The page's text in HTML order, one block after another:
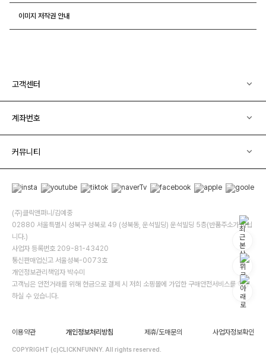
이미지 저작권 안내
고객센터
계좌번호
커뮤니티
(주)클릭앤퍼니/김예중
02880 서울특별시 성북구 성북로 49 (성북동, 운석빌딩) 운석빌딩 5층(반품주소가 아닙
니다.)
사업자 등록번호 209-81-43420
통신판매업신고 서울성북-0073호
개인정보관리책임자 박수미
고객님은 안전거래를 위해 현금으로 결제 시 저희 소핑몰에 가입한 구매안전서비스를 이용
하실 수 있습니다.
이용약관 개인정보처리방침 제휴/도매문의 사업자정보확인
COPYRIGHT (c)CLICKNFUNNY. All rights reserved.